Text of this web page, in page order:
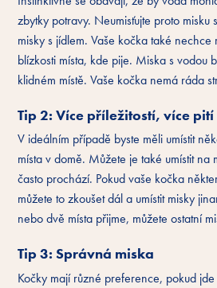
zbytky potravy. Neumisťujte proto misku
misky s jídlem. Vaše kočka také nechce
blízkosti místa, kde pije. Miska s vodou
klidném místě. Vaše kočka nemá ráda
Tip 2: Více příležitostí, více pití
V ideálním případě byste měli umístit
místa v domě. Můžete je také umístit na
často prochází. Pokud vaše kočka
můžete to zkoušet dál a umístit misky
nebo dvě místa přijme, můžete ostatní
Tip 3: Správná miska
Kočky mají různé preference, pokud